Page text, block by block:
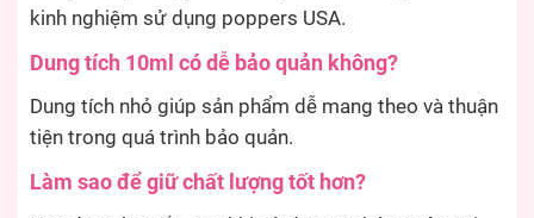
kinh nghiệm sử dụng poppers USA.
Dung tích 10ml có dễ bảo quản không?
Dung tích nhỏ giúp sản phẩm dễ mang theo và thuận
tiện trong quá trình bảo quản.
Làm sao để giữ chất lượng tốt hơn?